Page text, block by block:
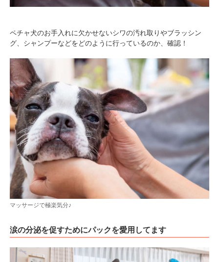
ペチャ犬のお手入れに欠かせないシワの汚れ取りやブラッシン
グ、シャンプーなどをどのように行っているのか、確認！
マッサージで極楽気分♪
涙の分泌を促すためにパックを愛用してます